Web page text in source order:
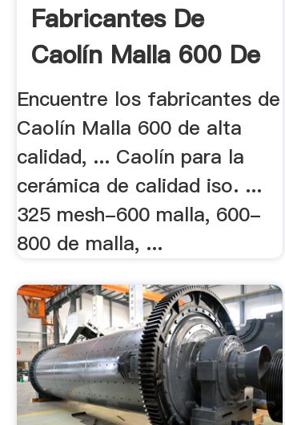
Fabricantes De
Caolín Malla 600 De
.
Encuentre los fabricantes de
Caolín Malla 600 de alta
calidad, ... Caolín para la
cerámica de calidad iso. ...
325 mesh-600 malla, 600-
800 de malla, ...